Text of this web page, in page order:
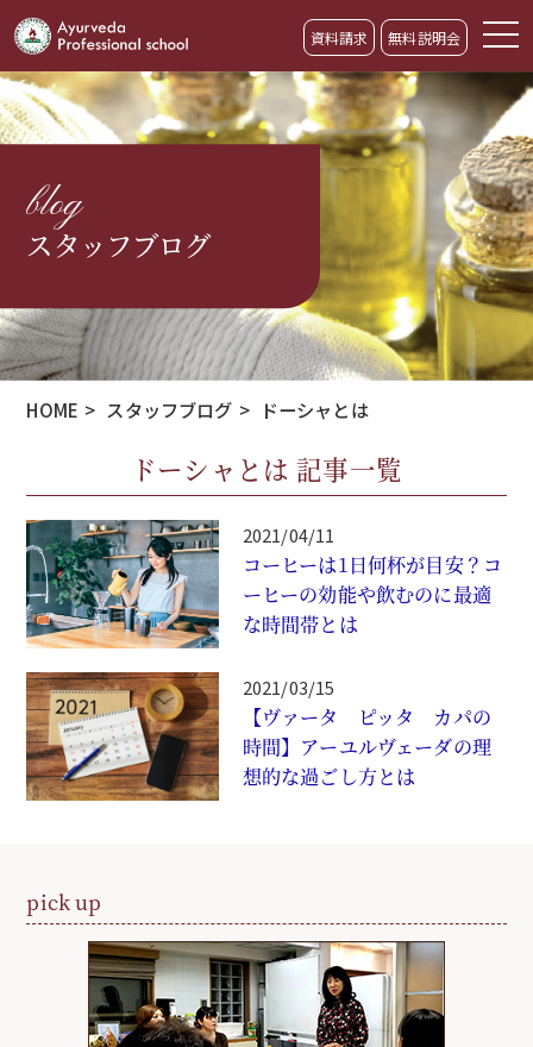
資料請求 無料説明会
blog
スタッフブログ
HOME > スタッフブログ > ドーシャとは
ドーシャとは 記事一覧
2021/04/11
コーヒーは1日何杯が目安？コ
ーヒーの効能や飲むのに最適
な時間帯とは
2021/03/15
【ヴァータ ピッタ カパの
時間】アーユルヴェーダの理
想的な過ごし方とは
pick up